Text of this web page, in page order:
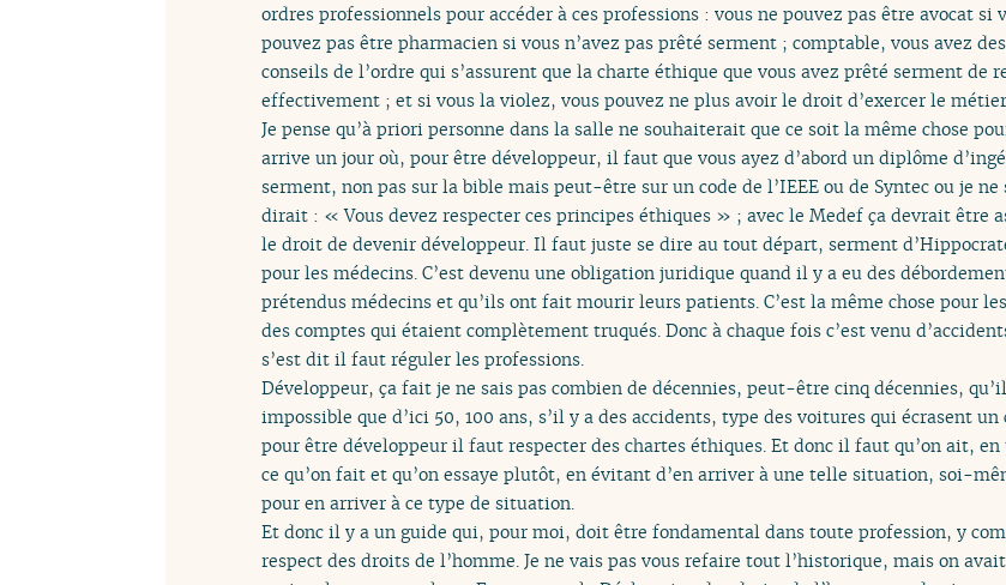
ordres professionnels pour accéder à ces professions : vous ne pouvez pas être avocat si
pouvez pas être pharmacien si vous n’avez pas prêté serment ; comptable, vous avez
conseils de l’ordre qui s’assurent que la charte éthique que vous avez prêté serment de
effectivement ; et si vous la violez, vous pouvez ne plus avoir le droit d’exercer le métier.
Je pense qu’à priori personne dans la salle ne souhaiterait que ce soit la même chose
arrive un jour où, pour être développeur, il faut que vous ayez d’abord un diplôme
serment, non pas sur la bible mais peut-être sur un code de l’IEEE ou de Syntec ou je
dirait : « Vous devez respecter ces principes éthiques » ; avec le Medef ça devrait être
le droit de devenir développeur. Il faut juste se dire au tout départ, serment
pour les médecins. C’est devenu une obligation juridique quand il y a eu des
prétendus médecins et qu’ils ont fait mourir leurs patients. C’est la même chose pour
des comptes qui étaient complètement truqués. Donc à chaque fois c’est venu
s’est dit il faut réguler les professions.
Développeur, ça fait je ne sais pas combien de décennies, peut-être cinq décennies,
impossible que d’ici 50, 100 ans, s’il y a des accidents, type des voitures qui écrasent
pour être développeur il faut respecter des chartes éthiques. Et donc il faut qu’on ait,
ce qu’on fait et qu’on essaye plutôt, en évitant d’en arriver à une telle situation, soi-
pour en arriver à ce type de situation.
Et donc il y a un guide qui, pour moi, doit être fondamental dans toute profession, y
respect des droits de l’homme. Je ne vais pas vous refaire tout l’historique, mais on